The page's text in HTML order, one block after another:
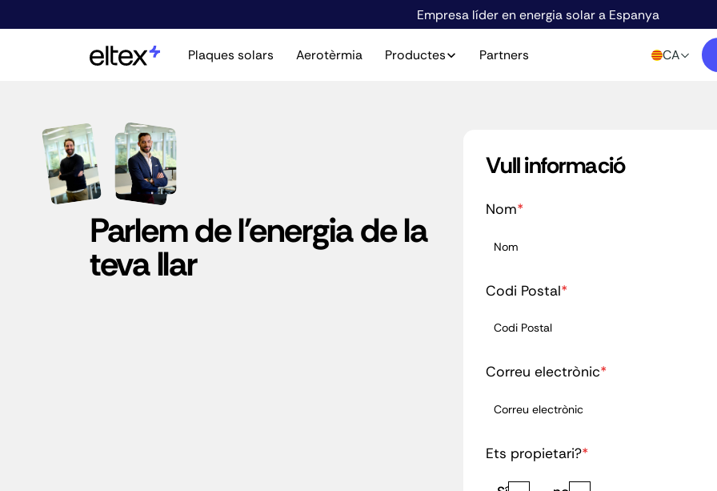
Empresa líder en energia solar a Espanya
Plaques solars Aerotèrmia Productes Partners CA
Parlem de l'energia de la
teva llar
Vull informació
Nom*
Codi Postal*
Correu electrònic*
Ets propietari?*